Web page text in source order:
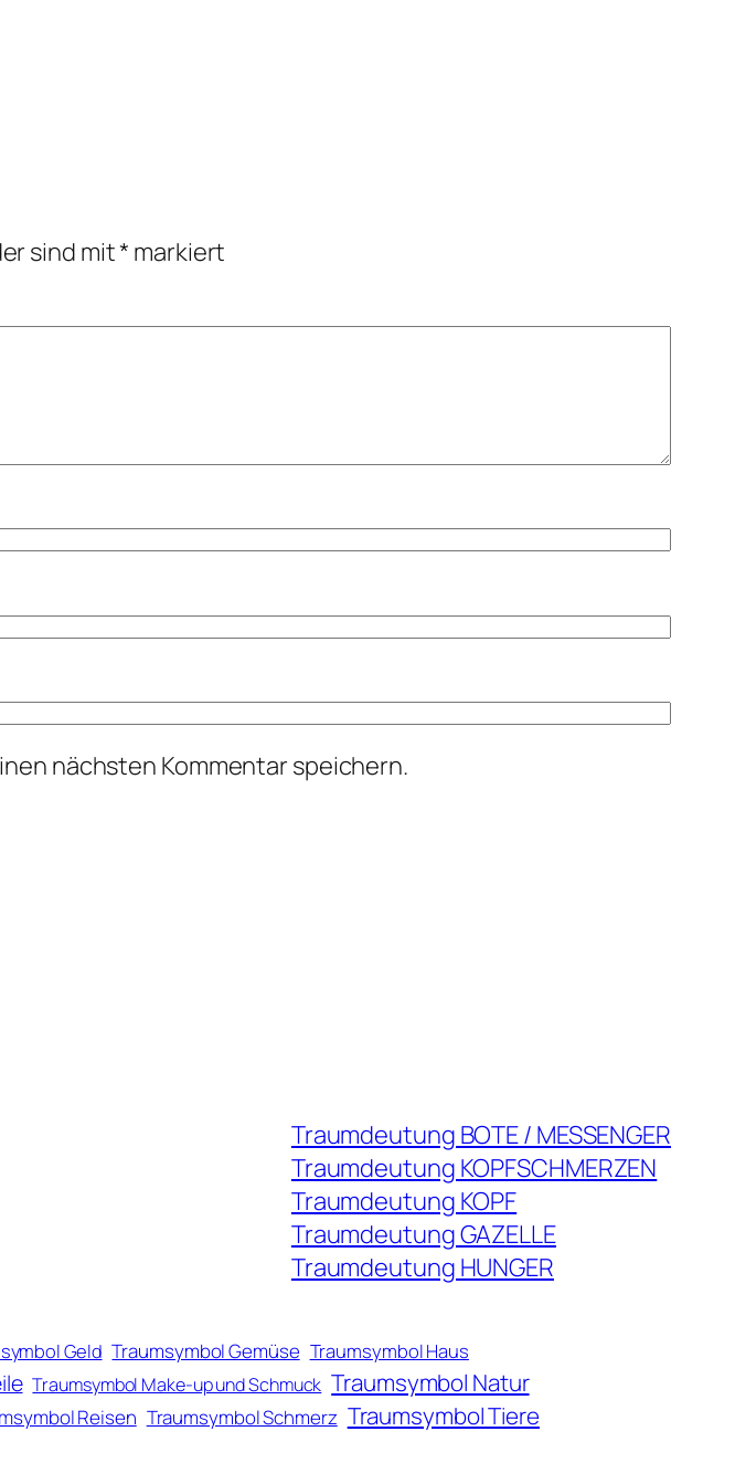
sind mit* markiert
nächsten Kommentar speichern.
Traumdeutung BOTE / MESSENGER
Traumdeutung KOPFSCHMERZEN
Traumdeutung KOPF
Traumdeutung GAZELLE
Traumdeutung HUNGER
Geld Traumsymbol Gemüse Traumsymbol Haus
Traumsymbol Make-up und Schmuck Traumsymbol Natur
Reisen Traumsymbol Schmerz Traumsymbol Tiere